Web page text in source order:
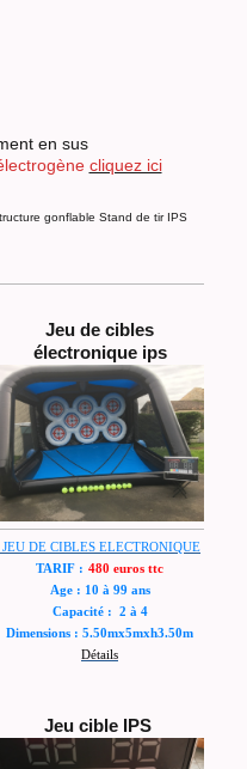
en sus
cliquez ici
gonflable Stand de tir IPS
Jeu de cibles
électronique ips
JEU DE CIBLES ELECTRONIQUE
TARIF : 480 euros ttc
Age : 10 à 99 ans
Capacité : 2 à 4
Dimensions : 5.50mx5mxh3.50m
Détails
Jeu cible IPS